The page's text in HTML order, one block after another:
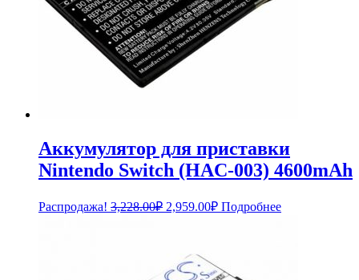
Аккумулятор для приставки
Nintendo Switch (HAC-003) 4600mAh
Распродажа! 3,228.00₽ Первоначальная
2,959.00₽Текущая
цена:
Подробнее